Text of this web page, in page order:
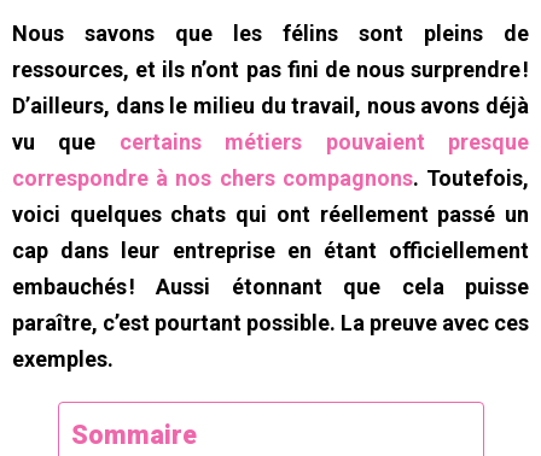
Nous savons que les félins sont pleins de
ressources, et ils n’ont pas fini de nous surprendre !
D’ailleurs, dans le milieu du travail, nous avons déjà
vu que certains métiers pouvaient presque
correspondre à nos chers compagnons. Toutefois,
voici quelques chats qui ont réellement passé un
cap dans leur entreprise en étant officiellement
embauchés ! Aussi étonnant que cela puisse
paraître, c’est pourtant possible. La preuve avec ces
exemples.
Sommaire